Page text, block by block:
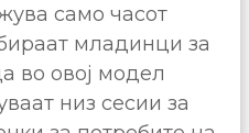
само часот
младинци за
во овој модел
низ сесии за